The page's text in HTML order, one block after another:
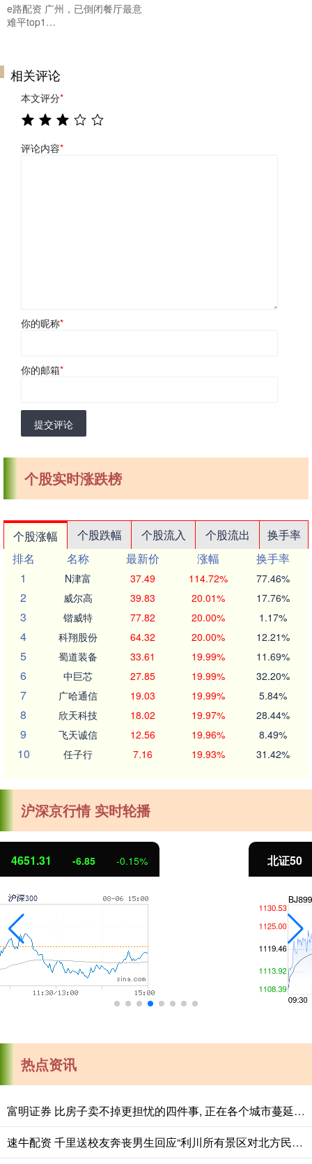
e路配资 广州，已倒闭餐厅最意
难平top1…
相关评论
本文评分*
评论内容*
你的昵称*
你的邮箱*
提交评论
个股实时涨跌榜
个股涨幅 个股跌幅 个股流入 个股流出
换手率
排名
名称 最新价 涨幅
换手率
1
N津富 37.49 114.72% 77.46%
2 威尔高 39.83 20.01% 17.76%
3 锴威特 77.82 20.00% 1.17%
4 科翔股份 64.32 20.00% 12.21%
5 蜀道装备 33.61 19.99% 11.69%
6 中巨芯 27.85 19.99% 32.20%
7 广哈通信 19.03 19.99% 5.84%
8 欣天科技 18.02 19.97% 28.44%
9 飞天诚信 12.56 19.96% 8.49%
10 任子行 7.16 19.93% 31.42%
沪深京行情 实时轮播
北证50 1122.88
热点资讯
富明证券 比房子卖不掉更担忧的四件事, 正在各个城市蔓延, 老百姓要警惕
速牛配资 千里送校友奔丧男生回应“利川所有景区对北方民大师生免费”：感谢整座城市的温柔回应